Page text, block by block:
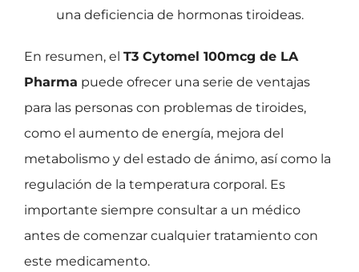
una deficiencia de hormonas tiroideas.
En resumen, el T3 Cytomel 100mcg de LA
Pharma puede ofrecer una serie de ventajas
para las personas con problemas de tiroides,
como el aumento de energía, mejora del
metabolismo y del estado de ánimo, así como la
regulación de la temperatura corporal. Es
importante siempre consultar a un médico
antes de comenzar cualquier tratamiento con
este medicamento.